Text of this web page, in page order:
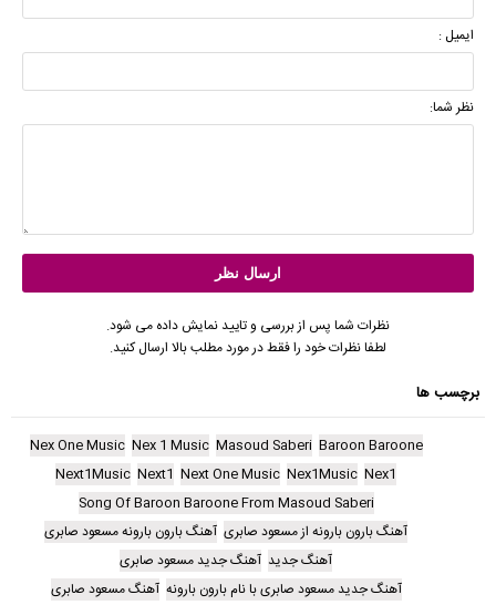
ایمیل :
نظر شما:
نظرات شما پس از بررسی و تایید نمایش داده می شود.
لطفا نظرات خود را فقط در مورد مطلب بالا ارسال کنید.
برچسب ها
Baroon Baroone
Masoud Saberi
Nex 1 Music
Nex One Music
Nex1
Nex1Music
Next One Music
Next1
Next1Music
Song Of Baroon Baroone From Masoud Saberi
آهنگ بارون بارونه از مسعود صابری آهنگ بارون بارونه مسعود صابری
آهنگ جدید آهنگ جدید مسعود صابری
آهنگ جدید مسعود صابری با نام بارون بارونه آهنگ مسعود صابری